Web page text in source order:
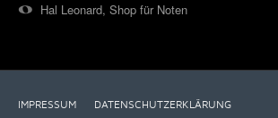
Hal Leonard, Shop für Noten
IMPRESSUM DATENSCHUTZERKLÄRUNG